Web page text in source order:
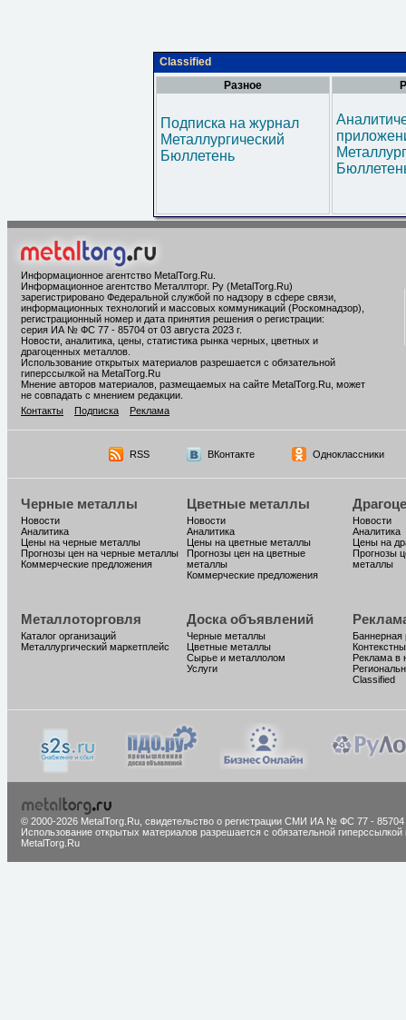
Classified
Разное
Подписка на журнал
Металлургический
Бюллетень
Информационное агентство MetalTorg.Ru
Информационное агентство Металлторг. Ру (MetalTorg.Ru)
зарегистрировано Федеральной службой по надзору в сфере связи,
информационных технологий и массовых коммуникаций (Роскомнадзор),
регистрационный номер и дата принятия решения о регистрации:
серия ИА № ФС 77 - 85704 от 03 августа 2023 г.
Новости, аналитика, цены, статистика рынка черных, цветных и
драгоценных металлов.
Использование открытых материалов разрешается с обязательной
гиперссылкой на MetalTorg.Ru
Мнение авторов материалов, размещаемых на сайте MetalTorg.Ru, может
не совпадать с мнением редакции.
Контакты
Подписка Реклама
RSS ВКонтакте Одноклассники
Черные металлы
Новости
Аналитика
Цены на черные металлы
Прогнозы цен на черные металлы
Коммерческие предложения
Цветные металлы
Новости
Аналитика
Цены на цветные металлы
Прогнозы цен на цветные
металлы
Коммерческие предложения
Новости
Аналитика
Цены на
Прогнозы
металлы
Металлоторговля
Каталог организаций
Металлургический маркетплейс
Доска объявлений
Черные металлы
Цветные металлы
Сырье и металлолом
Услуги
Баннерная
Реклама в
Classified
© 2000-2026 MetalTorg.Ru, cвидетельство о регистрации СМИ ИА № ФС 77 - 85704
Использование открытых материалов разрешается с обязательной гиперссылкой
MetalTorg.Ru